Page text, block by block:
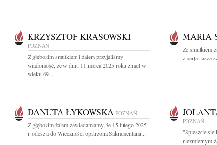
KRZYSZTOF KRASOWSKI
POZNAŃ
Z głębokim smutkiem i żalem przyjęliśmy
wiadomość, że w dniu 11 marca 2025 roku zmarł w
wieku 69...
MARIA
Ze smutkiem
zmarła nasza
DANUTA ŁYKOWSKA POZNAŃ
Z głębokim żalem zawiadamiamy, że 15 lutego 2025
r. odeszła do Wieczności opatrzona Sakramentami...
POZNAŃ
"Śpieszcie sie
niezmiernym